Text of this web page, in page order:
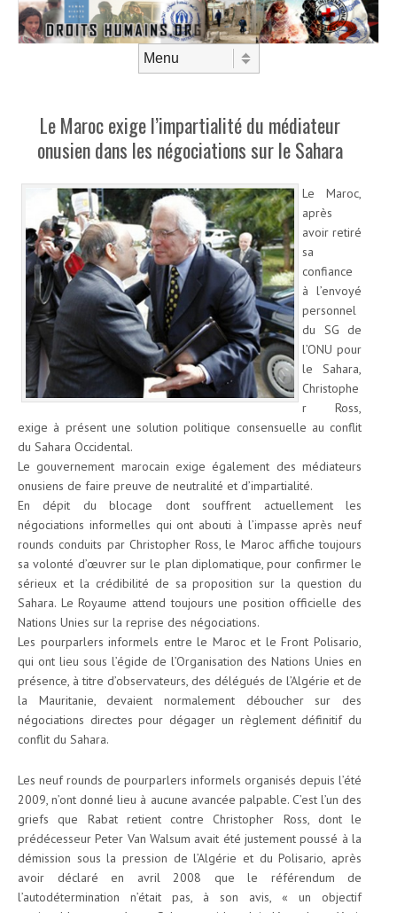
Le Maroc exige l’impartialité du médiateur
onusien dans les négociations sur le Sahara
Le Maroc,
après
avoir retiré
sa
confiance
à l’envoyé
personnel
du SG de
l’ONU pour
le Sahara,
Christophe
r Ross,
exige à présent une solution politique consensuelle au conflit
du Sahara Occidental.
Le gouvernement marocain exige également des médiateurs
onusiens de faire preuve de neutralité et d’impartialité.
En dépit du blocage dont souffrent actuellement les
négociations informelles qui ont abouti à l’impasse après neuf
rounds conduits par Christopher Ross, le Maroc affiche toujours
sa volonté d’œuvrer sur le plan diplomatique, pour confirmer le
sérieux et la crédibilité de sa proposition sur la question du
Sahara. Le Royaume attend toujours une position officielle des
Nations Unies sur la reprise des négociations.
Les pourparlers informels entre le Maroc et le Front Polisario,
qui ont lieu sous l’égide de l’Organisation des Nations Unies en
présence, à titre d’observateurs, des délégués de l’Algérie et de
la Mauritanie, devaient normalement déboucher sur des
négociations directes pour dégager un règlement définitif du
conflit du Sahara.
Les neuf rounds de pourparlers informels organisés depuis l’été
2009, n’ont donné lieu à aucune avancée palpable. C’est l’un des
griefs que Rabat retient contre Christopher Ross, dont le
prédécesseur Peter Van Walsum avait été justement poussé à la
démission sous la pression de l’Algérie et du Polisario, après
avoir déclaré en avril 2008 que le référendum de
l’autodétermination n’était pas, à son avis, « un objectif